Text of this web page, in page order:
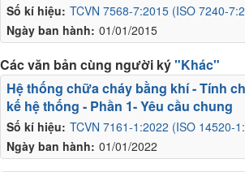
Số kí hiệu: TCVN 7568-7:2015 (ISO 7240-
Ngày ban hành: 01/01/2015
Các văn bản cùng người ký"Khác"
Số kí hiệu: TCVN 7161-1:2022 (ISO 14520-
Ngày ban hành: 01/01/2022
Hệ thống chữa cháy bằng khí - Tính
kế hệ thống - Phần 1- Yêu cầu chung